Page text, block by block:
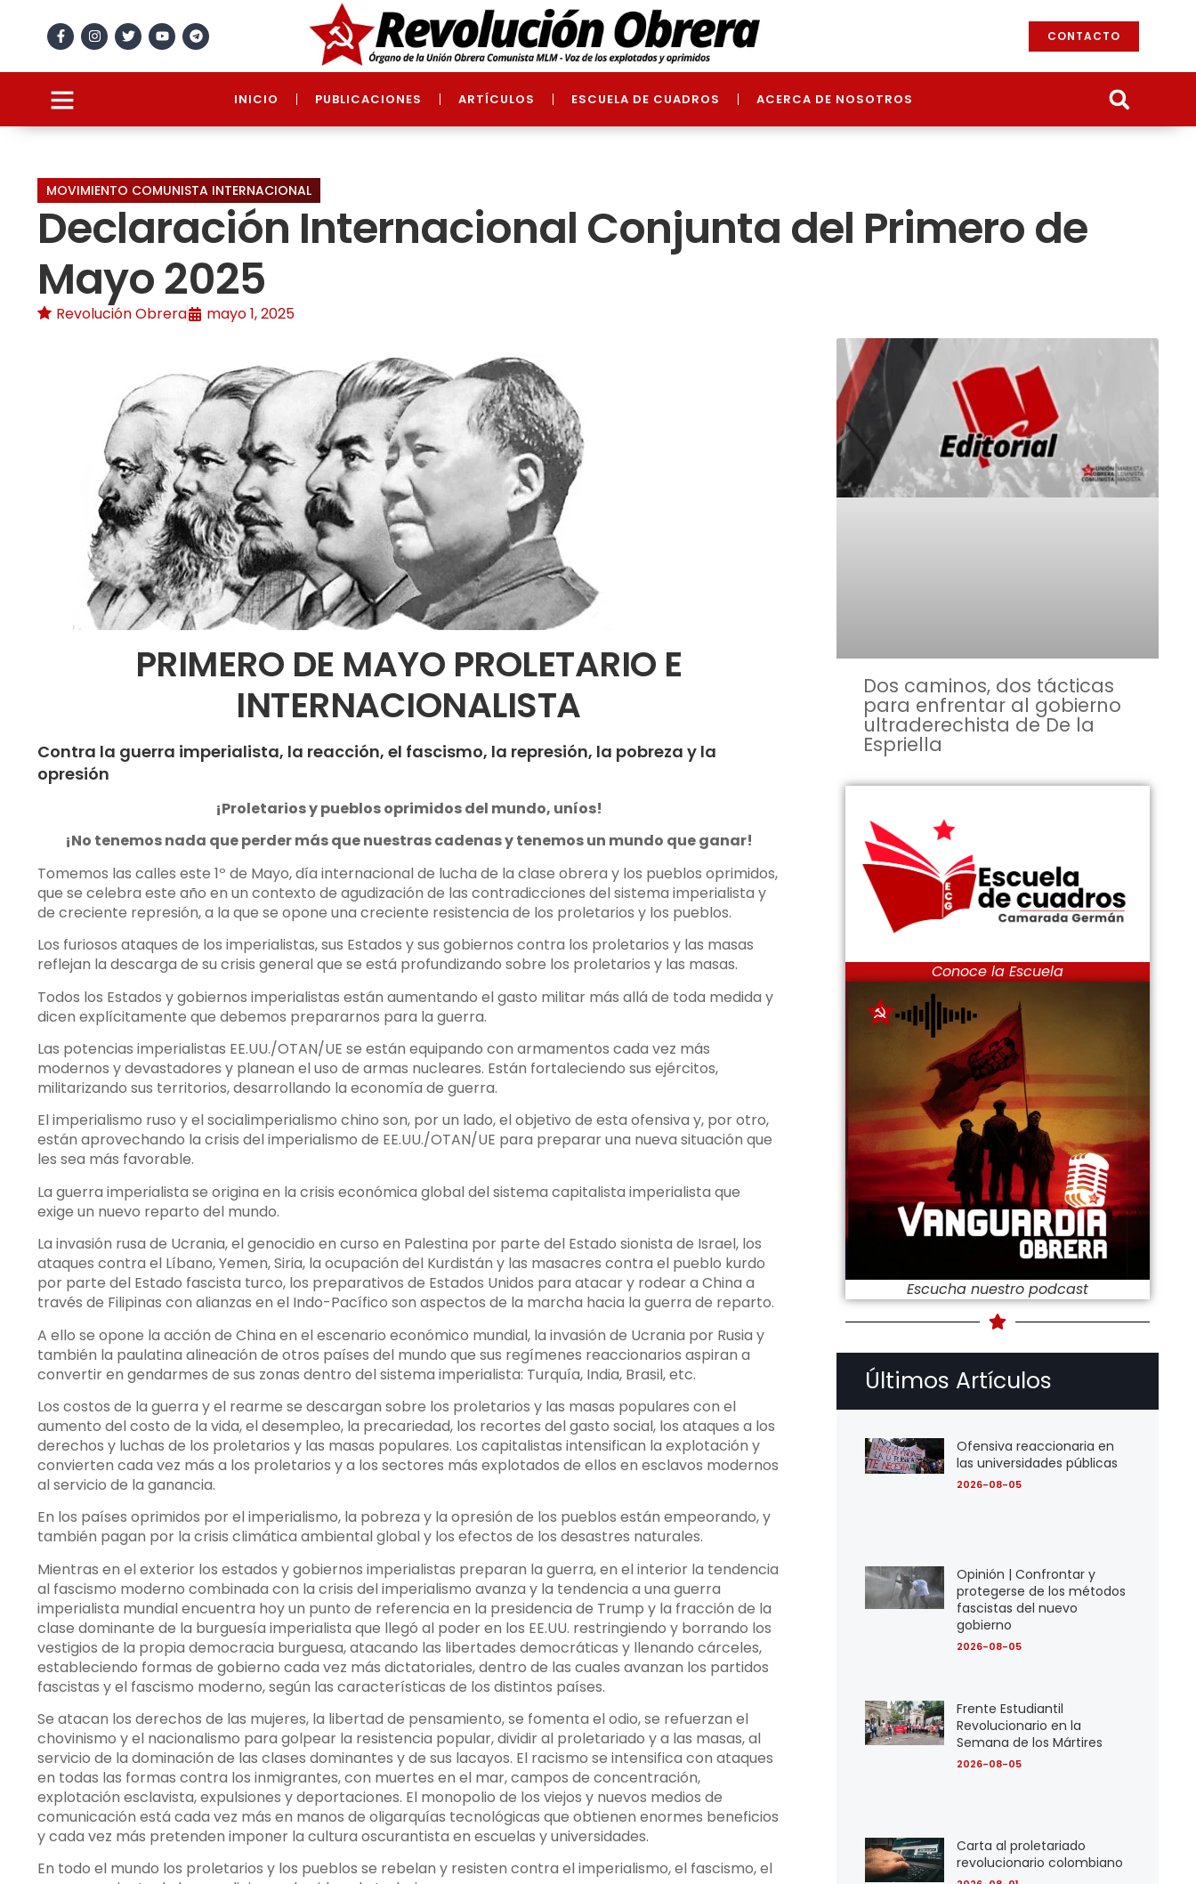
CONTACTO
INICIO PUBLICACIONES ARTÍCULOS ESCUELA DE CUADROS ACERCA DE NOSOTROS
MOVIMIENTO COMUNISTA INTERNACIONAL
Declaración Internacional Conjunta del Primero de
Mayo 2025
Revolución Obrera mayo 1, 2025
PRIMERO DE MAYO PROLETARIO E
INTERNACIONALISTA
Contra la guerra imperialista, la reacción, el fascismo, la represión, la pobreza y la
opresión
¡Proletarios y pueblos oprimidos del mundo, uníos!
¡No tenemos nada que perder más que nuestras cadenas y tenemos un mundo que ganar!
Tomemos las calles este 1º de Mayo, día internacional de lucha de la clase obrera y los pueblos oprimidos,
que se celebra este año en un contexto de agudización de las contradicciones del sistema imperialista y
de creciente represión, a la que se opone una creciente resistencia de los proletarios y los pueblos.
Los furiosos ataques de los imperialistas, sus Estados y sus gobiernos contra los proletarios y las masas
reflejan la descarga de su crisis general que se está profundizando sobre los proletarios y las masas.
Todos los Estados y gobiernos imperialistas están aumentando el gasto militar más allá de toda medida y
dicen explícitamente que debemos prepararnos para la guerra.
Las potencias imperialistas EE.UU./OTAN/UE se están equipando con armamentos cada vez más
modernos y devastadores y planean el uso de armas nucleares. Están fortaleciendo sus ejércitos,
militarizando sus territorios, desarrollando la economía de guerra.
El imperialismo ruso y el socialimperialismo chino son, por un lado, el objetivo de esta ofensiva y, por otro,
están aprovechando la crisis del imperialismo de EE.UU./OTAN/UE para preparar una nueva situación que
les sea más favorable.
La guerra imperialista se origina en la crisis económica global del sistema capitalista imperialista que
exige un nuevo reparto del mundo.
La invasión rusa de Ucrania, el genocidio en curso en Palestina por parte del Estado sionista de Israel, los
ataques contra el Líbano, Yemen, Siria, la ocupación del Kurdistán y las masacres contra el pueblo kurdo
por parte del Estado fascista turco, los preparativos de Estados Unidos para atacar y rodear a China a
través de Filipinas con alianzas en el Indo-Pacífico son aspectos de la marcha hacia la guerra de reparto.
A ello se opone la acción de China en el escenario económico mundial, la invasión de Ucrania por Rusia y
también la paulatina alineación de otros países del mundo que sus regímenes reaccionarios aspiran a
convertir en gendarmes de sus zonas dentro del sistema imperialista: Turquía, India, Brasil, etc.
Los costos de la guerra y el rearme se descargan sobre los proletarios y las masas populares con el
aumento del costo de la vida, el desempleo, la precariedad, los recortes del gasto social, los ataques a los
derechos y luchas de los proletarios y las masas populares. Los capitalistas intensifican la explotación y
convierten cada vez más a los proletarios y a los sectores más explotados de ellos en esclavos modernos
al servicio de la ganancia.
En los países oprimidos por el imperialismo, la pobreza y la opresión de los pueblos están empeorando, y
también pagan por la crisis climática ambiental global y los efectos de los desastres naturales.
Mientras en el exterior los estados y gobiernos imperialistas preparan la guerra, en el interior la tendencia
al fascismo moderno combinada con la crisis del imperialismo avanza y la tendencia a una guerra
imperialista mundial encuentra hoy un punto de referencia en la presidencia de Trump y la fracción de la
clase dominante de la burguesía imperialista que llegó al poder en los EE.UU. restringiendo y borrando los
vestigios de la propia democracia burguesa, atacando las libertades democráticas y llenando cárceles,
estableciendo formas de gobierno cada vez más dictatoriales, dentro de las cuales avanzan los partidos
fascistas y el fascismo moderno, según las características de los distintos países.
Se atacan los derechos de las mujeres, la libertad de pensamiento, se fomenta el odio, se refuerzan el
chovinismo y el nacionalismo para golpear la resistencia popular, dividir al proletariado y a las masas, al
servicio de la dominación de las clases dominantes y de sus lacayos. El racismo se intensifica con ataques
en todas las formas contra los inmigrantes, con muertes en el mar, campos de concentración,
explotación esclavista, expulsiones y deportaciones. El monopolio de los viejos y nuevos medios de
comunicación está cada vez más en manos de oligarquías tecnológicas que obtienen enormes beneficios
y cada vez más pretenden imponer la cultura oscurantista en escuelas y universidades.
En todo el mundo los proletarios y los pueblos se rebelan y resisten contra el imperialismo, el fascismo, el
Dos caminos, dos tácticas
para enfrentar al gobierno
ultraderechista de De la
Espriella
Conoce la Escuela
Escucha nuestro podcast
Últimos Artículos
Ofensiva reaccionaria en
las universidades públicas
2026-08-05
Opinión | Confrontar y
protegerse de los métodos
fascistas del nuevo
gobierno
2026-08-05
Frente Estudiantil
Revolucionario en la
Semana de los Mártires
2026-08-05
Carta al proletariado
revolucionario colombiano